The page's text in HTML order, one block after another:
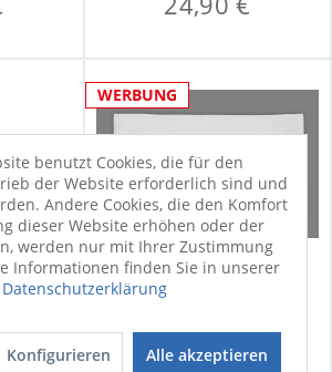
WERBUNG
Saunatuch SANSIBAR
benutzt Cookies, die für den
der Website erforderlich sind und
Andere Cookies, die den Komfort
dieser Website erhöhen oder der
werden nur mit Ihrer Zustimmung
Informationen finden Sie in unserer
Datenschutzerklärung
Konfigurieren Alle akzeptieren